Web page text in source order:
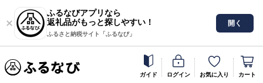
ふるなびアプリなら
返礼品がもっと探しやすい！
ふるさと納税サイト「ふるなび」
開く
ガイド ログイン お気に入り カート